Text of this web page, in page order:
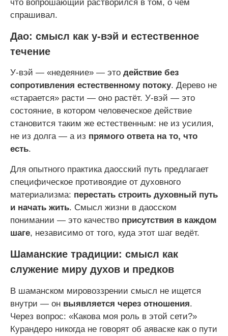
что вопрошающий растворился в том, о чём
спрашивал.
Дао: смысл как у-вэй и естественное
течение
У-вэй — «недеяние» — это действие без
сопротивления естественному потоку. Дерево не
«старается» расти — оно растёт. У-вэй — это
состояние, в котором человеческое действие
становится таким же естественным: не из усилия,
не из долга — а из прямого ответа на то, что
есть.
Для опытного практика даосский путь предлагает
специфическое противоядие от духовного
материализма: перестать строить духовный путь
и начать жить. Смысл жизни в даосском
понимании — это качество присутствия в каждом
шаге, независимо от того, куда этот шаг ведёт.
Шаманские традиции: смысл как
служение миру духов и предков
В шаманском мировоззрении смысл не ищется
внутри — он выявляется через отношения.
Через вопрос: «Какова моя роль в этой сети?»
Курандеро никогда не говорят об аяваске как о пути